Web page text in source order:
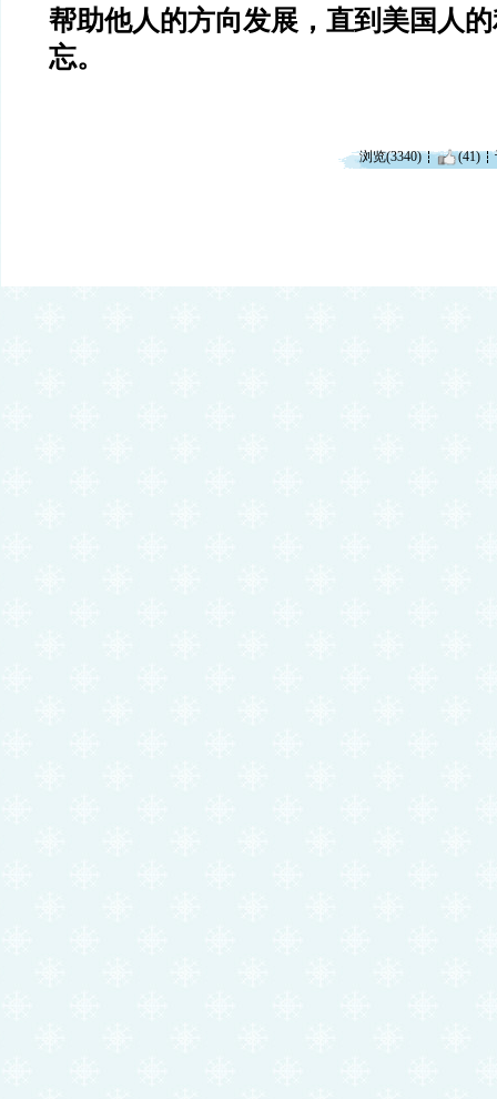
帮助他人的方向发展，直到美国人
忘。
浏览(3340) (41)